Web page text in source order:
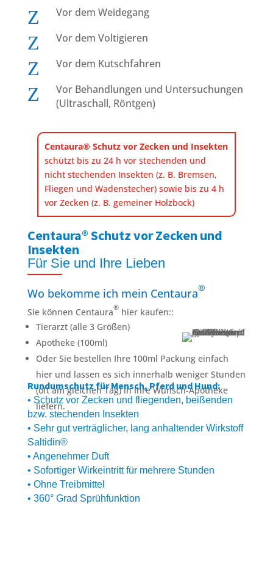
Z Vor dem Weidegang
Z Vor dem Voltigieren
Z Vor dem Kutschfahren
Z
Vor Behandlungen und Untersuchungen
(Ultraschall, Röntgen)
Centaura® Schutz vor Zecken und Insekten
schützt bis zu 24 h vor stechenden und
nicht stechenden Insekten (z. B. Bremsen,
Fliegen und Wadenstecher) sowie bis zu 4 h
vor Zecken (z. B. gemeiner Holzbock)
Centaura® Schutz vor Zecken und
Insekten
Für Sie und Ihre Lieben
Wo bekomme ich mein Centaura®
Sie können Centaura®hier kaufen::
Tierarzt (alle 3 Größen)
Apotheke (100ml)
Oder Sie bestellen Ihre 100ml Packung einfach
hier und lassen es sich innerhalb weniger Stunden
(oft am gleichen Tag) in Ihre Wunsch-Apotheke
liefern.
Rundumschutz für Mensch, Pferd und Hund:
• Schutz vor Zecken und fliegenden, beißenden
bzw. stechenden Insekten
• Sehr gut verträglicher, lang anhaltender Wirkstoff
Saltidin®
• Angenehmer Duft
• Sofortiger Wirkeintritt für mehrere Stunden
• Ohne Treibmittel
• 360° Grad Sprühfunktion